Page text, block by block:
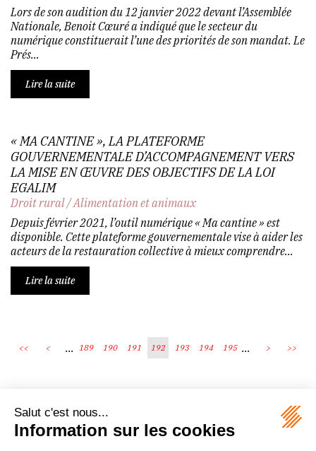
Lors de son audition du 12 janvier 2022 devant l’Assemblée
Nationale, Benoit Cœuré a indiqué que le secteur du
numérique constituerait l’une des priorités de son mandat. Le
Prés...
Lire la suite
« MA CANTINE », LA PLATEFORME
GOUVERNEMENTALE D’ACCOMPAGNEMENT VERS
LA MISE EN ŒUVRE DES OBJECTIFS DE LA LOI
EGALIM
Droit rural/Alimentation et animaux
Depuis février 2021, l’outil numérique « Ma cantine » est
disponible. Cette plateforme gouvernementale vise à aider les
acteurs de la restauration collective à mieux comprendre...
Lire la suite
<< < ... 189 190 191 192 193 194 195 ... > >>